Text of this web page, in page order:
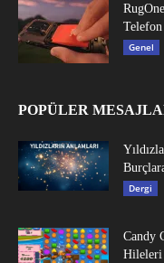
Telefon
Genel
POPÜLER
Dergi
Candy
Hileleri